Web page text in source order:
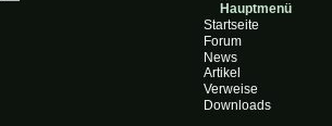
Hauptmenü
Startseite
Forum
News
Artikel
Verweise
Downloads